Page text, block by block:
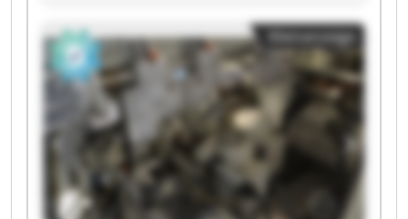
Van der Beek Machines Van der Beek Machines
Van der Beek Machines Van der Beek Machines
Van der Beek Machines Van der Beek Machines
Van der Beek Machines Van der Beek Machines
Van der Beek Machines Van der Beek Machines
Van der Beek Machines Van der Beek Machines
Kleinanzeige